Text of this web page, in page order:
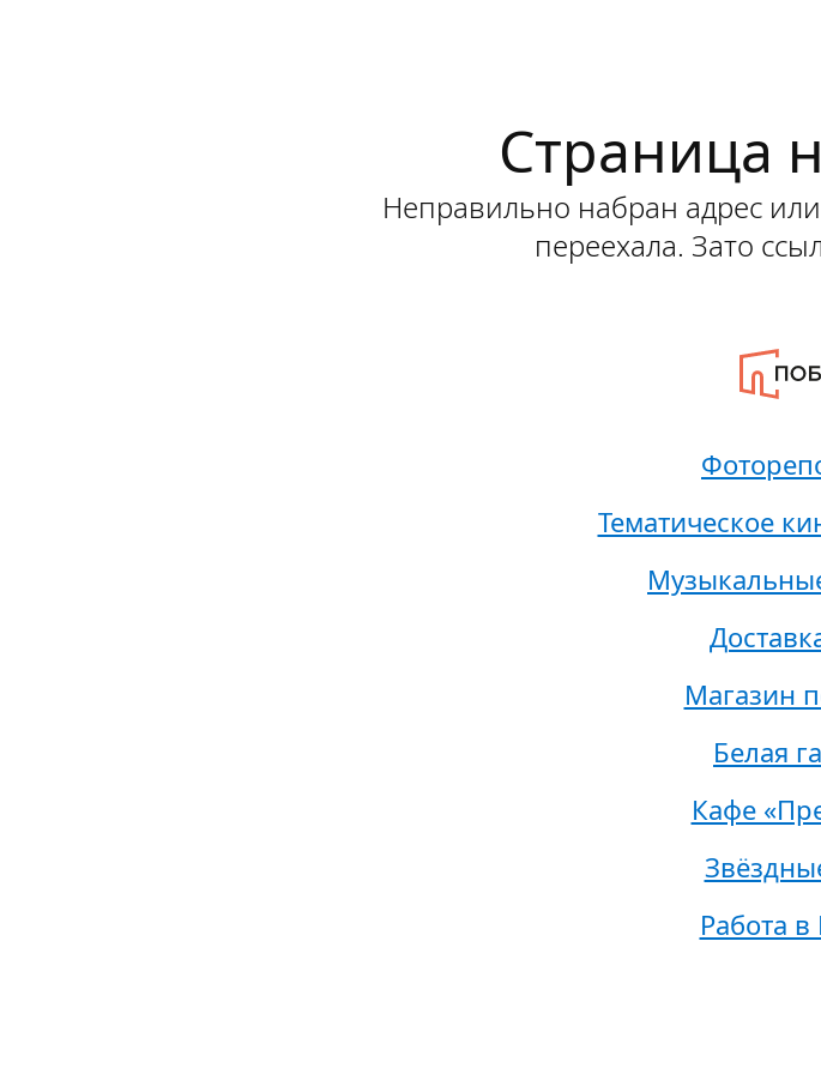
Страница
Неправильно набран адрес
переехала. Зато
Тематическое
Магазин
Белая
Кафе
Работа